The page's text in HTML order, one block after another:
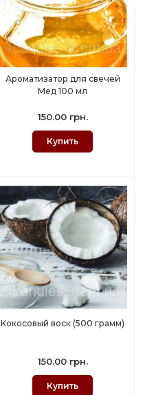
Ароматизатор для свечей
Мед 100 мл
150.00 грн.
Купить
Кокосовый воск (500 грамм)
150.00 грн.
Купить